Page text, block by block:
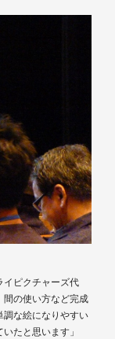
イピクチャーズ代
間の使い方など完成
調な絵になりやすい
たと思います」